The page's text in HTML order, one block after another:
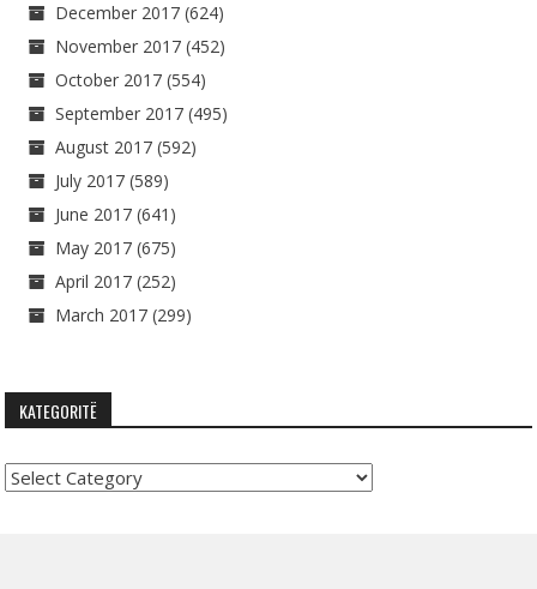
December 2017 (624)
November 2017 (452)
October 2017 (554)
September 2017 (495)
August 2017 (592)
July 2017 (589)
June 2017 (641)
May 2017 (675)
April 2017 (252)
March 2017 (299)
KATEGORITË
Kategoritë